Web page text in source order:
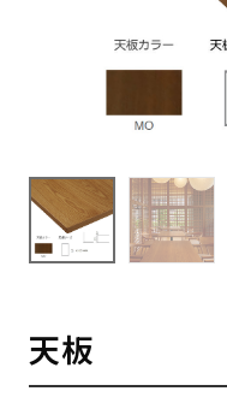
天板